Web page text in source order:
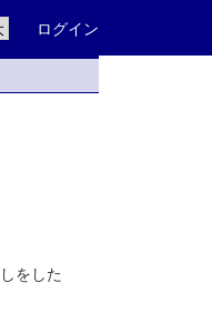
ログイン
をした